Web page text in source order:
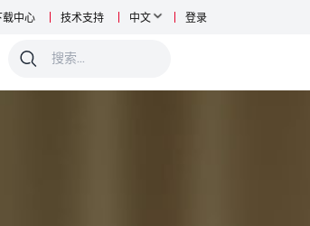
载中心 技术支持 中文 登录
0